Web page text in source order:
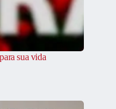
sua vida